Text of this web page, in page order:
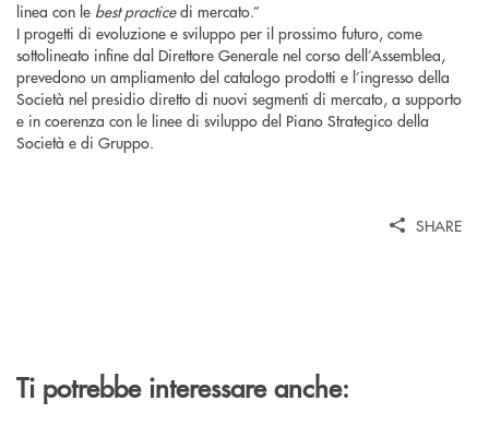
linea con le best practicedi mercato.”
I progetti di evoluzione e sviluppo per il prossimo futuro, come
sottolineato infine dal Direttore Generale nel corso dell’Assemblea,
prevedono un ampliamento del catalogo prodotti e l’ingresso della
Società nel presidio diretto di nuovi segmenti di mercato, a supporto
e in coerenza con le linee di sviluppo del Piano Strategico della
Società e di Gruppo.
SHARE
Ti potrebbe interessare anche: